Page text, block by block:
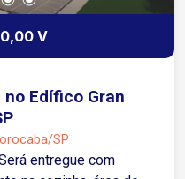
V
Edífico Gran
SP
entregue com